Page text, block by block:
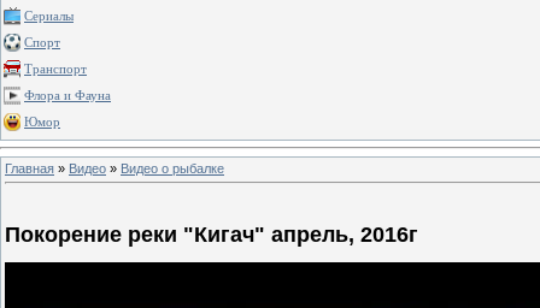
Сериалы
Спорт
Транспорт
Флора и Фауна
Юмор
Главная » Видео » Видео о рыбалке
Покорение реки "Кигач" апрель, 2016г